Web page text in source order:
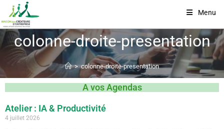
Menu
colonne-droite-presentation
> colonne-droite-presentation
A vos Agendas
Atelier : IA & Productivité
4 juillet 2026